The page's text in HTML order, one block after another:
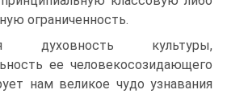
ограниченность.
духовность культуры,
ее человекосозидающего
нам великое чудо узнавания